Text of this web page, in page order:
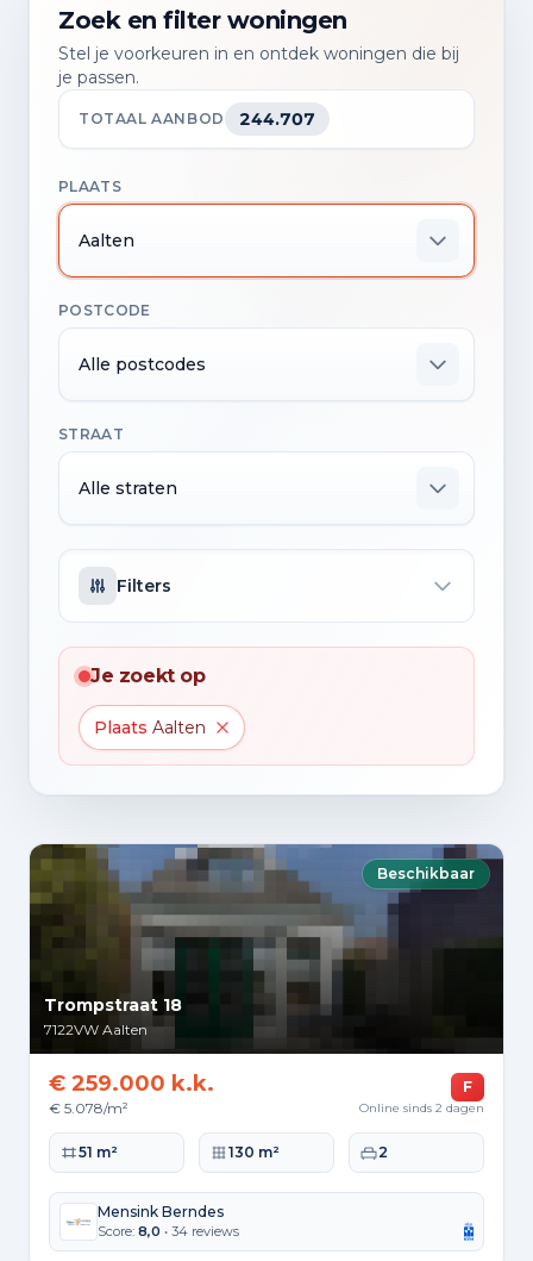
Zoek en filter woningen
Stel je voorkeuren in en ontdek woningen die bij
je passen.
TOTAAL AANBOD 244.707
PLAATS
Aalten
POSTCODE
Alle postcodes
STRAAT
Alle straten
Filters
Je zoekt op
Plaats Aalten
Beschikbaar
Trompstraat 18
7122VW Aalten
€ 259.000 k.k.
€ 5.078/m²
F
Online sinds 2 dagen
Woonoppervlakte
51 m² Perceeloppervlakte
130 m² Slaapkamers
2
Mensink Berndes
Score: 8,0 • 34 reviews